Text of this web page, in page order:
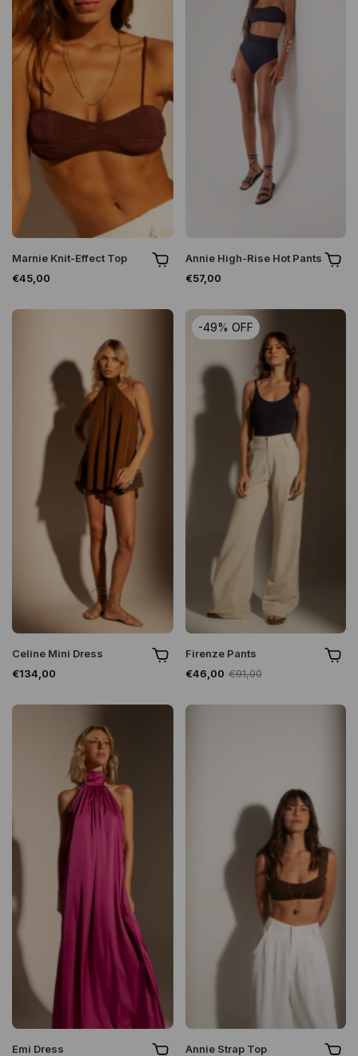
Marnie Knit-Effect Top
€45,00
Annie High-Rise Hot Pants
€57,00
Celine Mini Dress
€134,00
-49% OFF
Firenze Pants
€46,00 €91,00
Emi Dress Annie Strap Top